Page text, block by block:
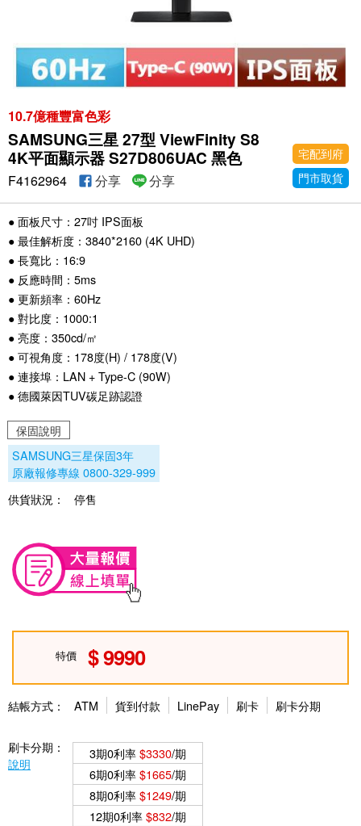
10.7億種豐富色彩
SAMSUNG三星 27型 ViewFinity S8
4K平面顯示器 S27D806UAC 黑色
宅配到府
門市取貨
F4162964 分享 分享
● 面板尺寸：27吋 IPS面板
● 最佳解析度：3840*2160 (4K UHD)
● 長寬比：16:9
● 反應時間：5ms
● 更新頻率：60Hz
● 對比度：1000:1
● 亮度：350cd/㎡
● 可視角度：178度(H) / 178度(V)
● 連接埠：LAN + Type-C (90W)
● 德國萊因TUV碳足跡認證
保固說明
SAMSUNG三星保固3年
原廠報修專線 0800-329-999
供貨狀況：
停售
特價 9990
結帳方式： ATM 貨到付款 LinePay 刷卡 刷卡分期
刷卡分期：
說明
3期0利率$3330/期
6期0利率$1665/期
8期0利率$1249/期
12期0利率$832/期